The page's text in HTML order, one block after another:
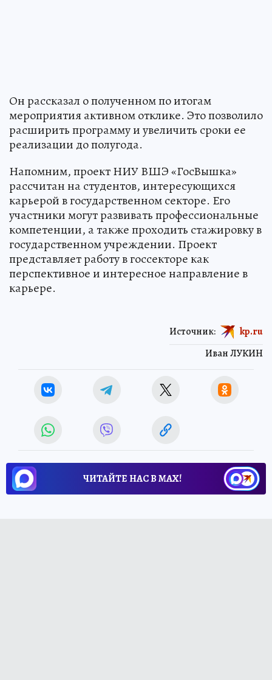
Он рассказал о полученном по итогам
мероприятия активном отклике. Это позволило
расширить программу и увеличить сроки ее
реализации до полугода.
Напомним, проект НИУ ВШЭ «ГосВышка»
рассчитан на студентов, интересующихся
карьерой в государственном секторе. Его
участники могут развивать профессиональные
компетенции, а также проходить стажировку в
государственном учреждении. Проект
представляет работу в госсекторе как
перспективное и интересное направление в
карьере.
Иван ЛУКИН
Источник: kp.ru
ЧИТАЙТЕ НАС В МАХ!